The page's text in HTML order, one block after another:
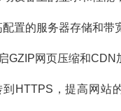
置的服务器存储和带
GZIP网页压缩和CDN
HTTPS，提高网站